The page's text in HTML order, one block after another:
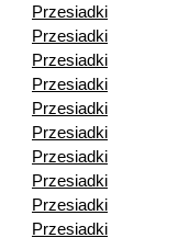
Przesiadki
Przesiadki
Przesiadki
Przesiadki
Przesiadki
Przesiadki
Przesiadki
Przesiadki
Przesiadki
Przesiadki